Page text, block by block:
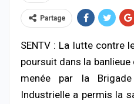
Partage
SENTV : La lutte contre
poursuit dans la
menée par la
Industrielle a permis la